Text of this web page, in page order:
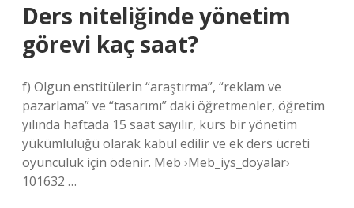
Ders niteliğinde yönetim
görevi kaç saat?
f) Olgun enstitülerin “araştırma”, “reklam ve
pazarlama” ve “tasarımı” daki öğretmenler, öğretim
yılında haftada 15 saat sayılır, kurs bir yönetim
yükümlülüğü olarak kabul edilir ve ek ders ücreti
oyunculuk için ödenir. Meb ›Meb_iys_doyalar›
101632 …